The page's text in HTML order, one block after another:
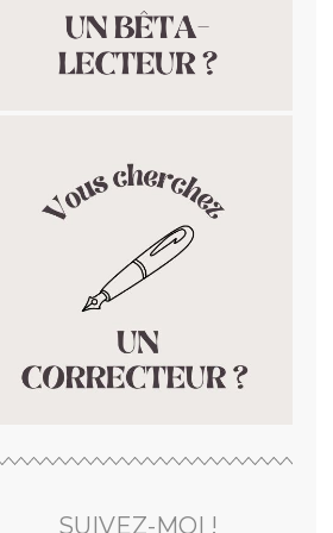
SUIVEZ-MOI !